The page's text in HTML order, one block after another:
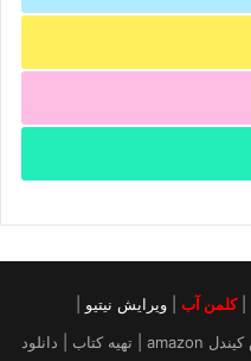
|کلمن آب ویرایش نیتیو
دانلود مقاله | خرید کتاب آمازون | فروش کیندل amazon | تهیه کتاب | دانلود